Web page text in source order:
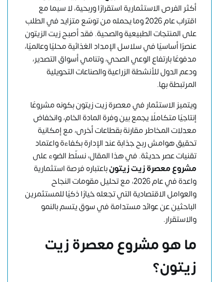
أكثر الفرص الاستثمارية استقرارًا وربحية، لا سيما مع
اقتراب عام 2026 وما يحمله من توسّع متزايد في الطلب
على المنتجات الطبيعية والصحية. فقد أصبح زيت الزيتون
عنصرًا أساسيًا في سلاسل الإمداد الغذائية محليًا وعالميًا،
مدفوعًا بارتفاع الوعي الصحي، وتنامي أسواق التصدير،
ودعم الدول للأنشطة الزراعية والصناعات التحويلية
المرتبطة بها.
ويتميز الاستثمار في معصرة زيت زيتون بكونه مشروعًا
إنتاجيًا متكاملًا يجمع بين وفرة المادة الخام، وانخفاض
معدلات المخاطر مقارنة بقطاعات أخرى، مع إمكانية
تحقيق هوامش ربح جذابة عند الإدارة بكفاءة واعتماد
تقنيات عصر حديثة. في هذا المقال، نسلّط الضوء على
مشروع معصرة زيت زيتونباعتباره فرصة استثمارية
واعدة في عام 2026، مع تحليل مقومات النجاح
والعوامل الاقتصادية التي تجعله خيارًا ذكيًا للمستثمرين
الباحثين عن عوائد مستدامة في سوق يتسم بالنمو
والاستقرار.
ما هو مشروع معصرة زيت
زيتون؟